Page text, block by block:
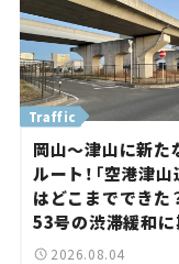
Traffic
岡山～津山に新た
ルート！「空港津山
はどこまでできた
53号の渋滞緩和に
岡山市側でも動きが
2026.08.04